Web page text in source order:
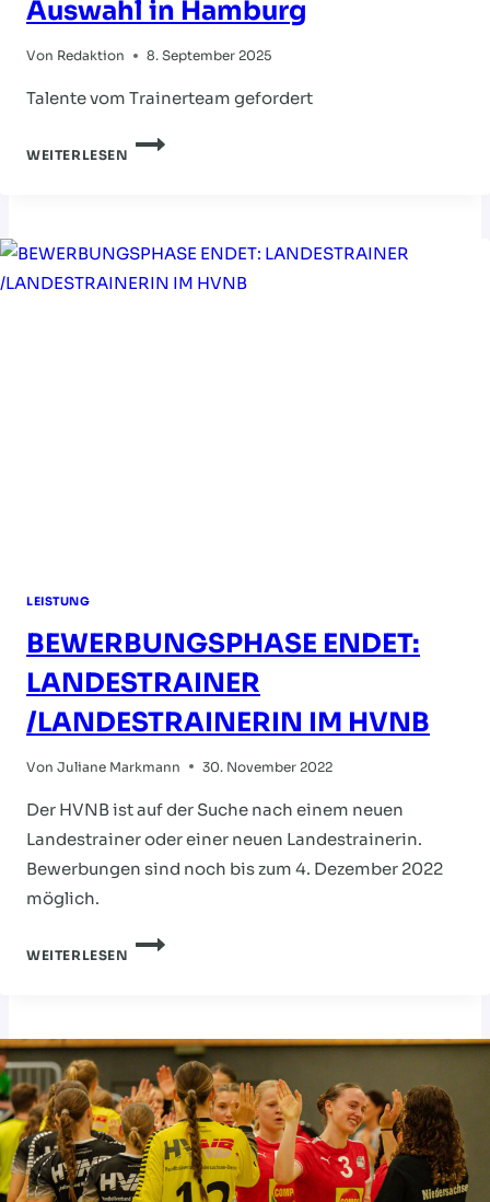
Auswahl in Hamburg
Von Redaktion 8. September 2025
Talente vom Trainerteam gefordert
WEITERLESEN
TAGESLEHRGANG
HAMBURG
LEISTUNG
BEWERBUNGSPHASE ENDET:
LANDESTRAINER
/LANDESTRAINERIN IM HVNB
Von Juliane Markmann 30. November 2022
Der HVNB ist auf der Suche nach einem neuen
Landestrainer oder einer neuen Landestrainerin.
Bewerbungen sind noch bis zum 4. Dezember 2022
möglich.
WEITERLESEN
BEWERBUNGSPHASE
HVNB